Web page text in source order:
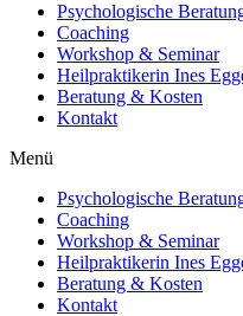
Psychologische
Coaching
Workshop & Seminar
Heilpraktikerin Ines
Beratung & Kosten
Kontakt
Menü
Psychologische
Coaching
Workshop & Seminar
Heilpraktikerin Ines
Beratung & Kosten
Kontakt